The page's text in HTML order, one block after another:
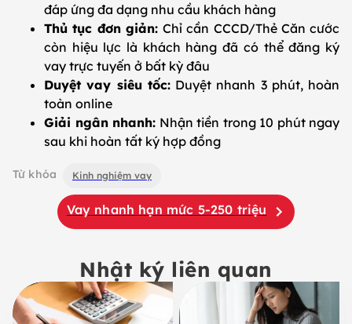
đáp ứng đa dạng nhu cầu khách hàng
Thủ tục đơn giản: Chỉ cần CCCD/Thẻ Căn cước
còn hiệu lực là khách hàng đã có thể đăng ký
vay trực tuyến ở bất kỳ đâu
Duyệt vay siêu tốc:Duyệt nhanh 3 phút, hoàn
toàn online
Giải ngân nhanh: Nhận tiền trong 10 phút ngay
sau khi hoàn tất ký hợp đồng
Từ khóa Kinh nghiệm vay
Vay nhanh hạn mức 5-250 triệu
Nhật ký liên quan